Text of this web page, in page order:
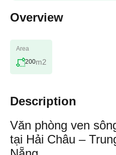
Overview
Area
200m2
Description
Văn phòng ven
tại Hải Châu –